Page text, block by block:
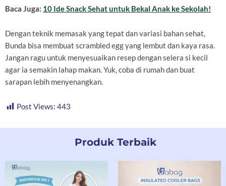
Baca Juga: 10 Ide Snack Sehat untuk Bekal Anak ke Sekolah!
Dengan teknik memasak yang tepat dan variasi bahan sehat,
Bunda bisa membuat scrambled egg yang lembut dan kaya rasa.
Jangan ragu untuk menyesuaikan resep dengan selera si kecil
agar ia semakin lahap makan. Yuk, coba di rumah dan buat
sarapan lebih menyenangkan.
Post Views: 443
Produk Terbaik